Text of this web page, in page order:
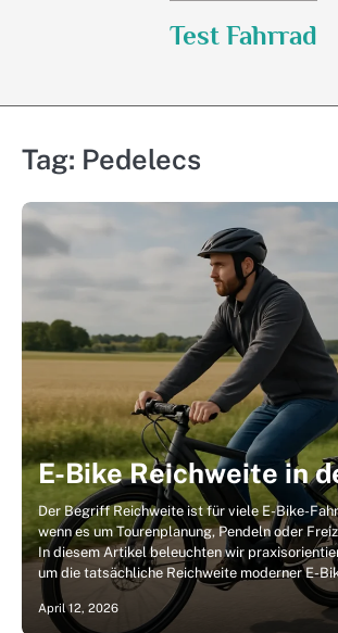
Test Fahrrad
Tag: Pedelecs
E-Bike Reichweite in
Der Begriff Reichweite ist für viele E-Bike-
wenn es um Tourenplanung, Pendeln oder
In diesem Artikel beleuchten wir
um die tatsächliche Reichweite moderner E-
April 12, 2026